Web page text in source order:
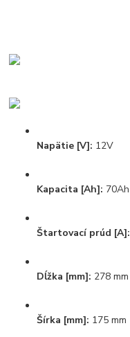
Napätie [V]: 12V
Kapacita [Ah]: 70Ah
Štartovací prúd [A]:
Dĺžka [mm]: 278 mm
Šírka [mm]: 175 mm